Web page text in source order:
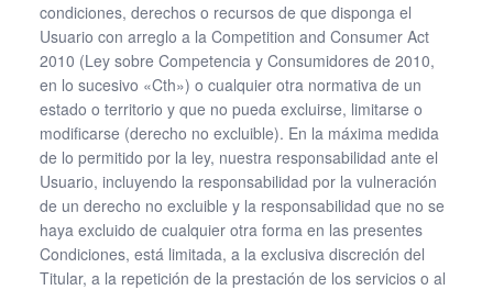
condiciones, derechos o recursos de que disponga el
Usuario con arreglo a la Competition and Consumer Act
2010 (Ley sobre Competencia y Consumidores de 2010,
en lo sucesivo «Cth») o cualquier otra normativa de un
estado o territorio y que no pueda excluirse, limitarse o
modificarse (derecho no excluible). En la máxima medida
de lo permitido por la ley, nuestra responsabilidad ante el
Usuario, incluyendo la responsabilidad por la vulneración
de un derecho no excluible y la responsabilidad que no se
haya excluido de cualquier otra forma en las presentes
Condiciones, está limitada, a la exclusiva discreción del
Titular, a la repetición de la prestación de los servicios o al